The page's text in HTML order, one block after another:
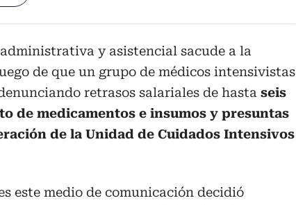
y asistencial sacude a la
de que un grupo de médicos intensivistas
retrasos salariales de hasta seis
de medicamentos e insumos y presuntas
de la Unidad de Cuidados Intensivos
este medio de comunicación decidió